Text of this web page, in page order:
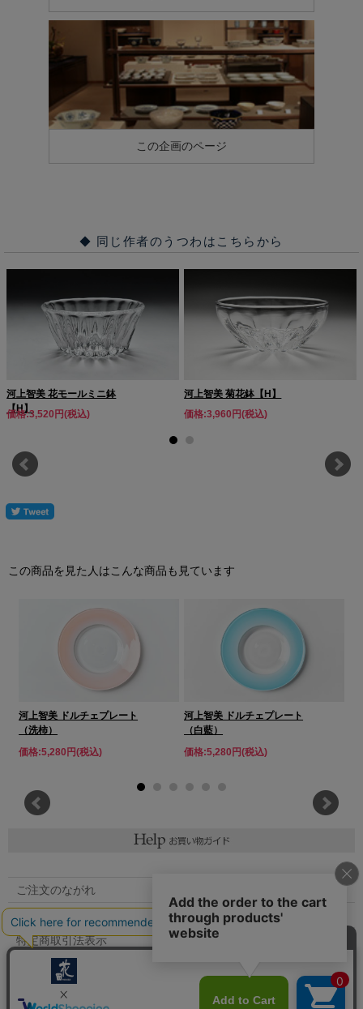
この企画のページ
同じ作者のうつわはこちらから
河上智美 花モールミニ鉢
【H】
価格:3,520円(税込)
河上智美 菊花鉢【H】
価格:3,960円(税込)
この商品を見た人はこんな商品も見ています
河上智美 ドルチェプレート
（洗柿）
価格:5,280円(税込)
河上智美 ドルチェプレート
（白藍）
価格:5,280円(税込)
ご注文のながれ
マイページへ
特定商取引法表示
個人情報の取扱い
メルマガ登録